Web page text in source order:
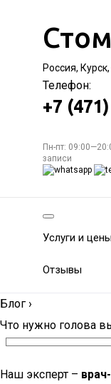
Россия,
Телефон:
+7
Пн-пт:
записи
Услуги и цены
Отзывы
Блог ›
Что нужно голова
Наш эксперт –